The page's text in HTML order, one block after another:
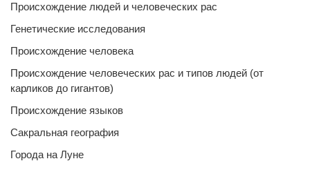
Происхождение людей и человеческих рас
Генетические исследования
Происхождение человека
Происхождение человеческих рас и типов людей (от
карликов до гигантов)
Происхождение языков
Сакральная география
Города на Луне